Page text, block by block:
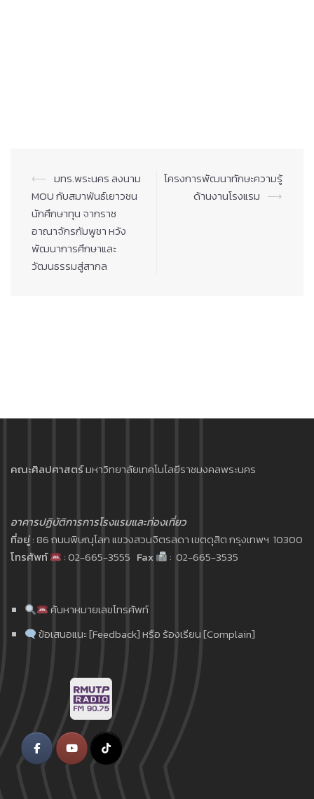
Post
navigation
⟵ มทร.พระนคร ลงนาม
MOU กับสมาพันธ์เยาวชน
นักศึกษาทุน จากราช
อาณาจักรกัมพูชา หวัง
พัฒนาการศึกษาและ
วัฒนธรรมสู่สากล
โครงการพัฒนาทักษะความรู้
ด้านงานโรงแรม ⟶
คณะศิลปศาสตร์มหาวิทยาลัยเทคโนโลยีราชมงคลพระนคร
อาคารปฏิบัติการการโรงแรมและท่องเที่ยว
ที่อยู่: 86 ถนนพิษณุโลก แขวงสวนจิตรลดา เขตดุสิต กรุงเทพฯ 10300
โทรศัพท์
: 02-665-3555 Fax : 02-665-3535
ค้นหาหมายเลขโทรศัพท์
ข้อเสนอแนะ [Feedback] หรือ ร้องเรียน [Complain]